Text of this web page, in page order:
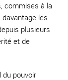
commises à la
les
plusieurs
et de
pouvoir